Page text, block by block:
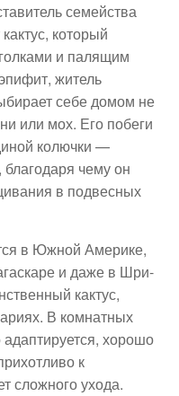
семейства
который
и палящим
житель
себе домом не
или мох. Его побеги
колючки —
чему он
в подвесных
в Южной Америке,
и даже в Шри-
кактус,
В комнатных
хорошо
к
сложного ухода.